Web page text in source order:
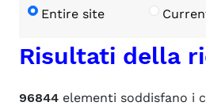
Entire site
Risultati della
96844 elementi soddisfano i